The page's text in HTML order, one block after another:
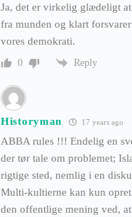
Ja, det er virkelig glædeligt
fra munden og klart
vores demokrati.
0 Reply
Historyman 17 years ago
ABBA rules !!! Endelig en
der tør tale om problemet;
rigtige sted, nemlig i en
Multi-kultierne kan kun
den offentlige mening ved,